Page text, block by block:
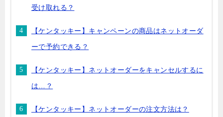
受け取れる？
【ケンタッキー】キャンペーンの商品はネットオーダ
ーで予約できる？
【ケンタッキー】ネットオーダーをキャンセルするに
は…？
【ケンタッキー】ネットオーダーの注文方法は？